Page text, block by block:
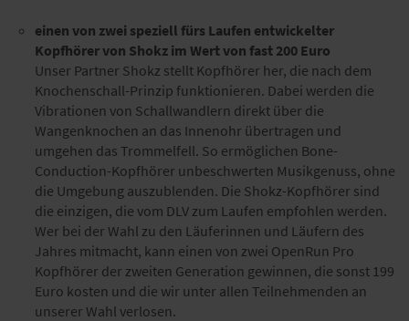
einen von zwei speziell fürs Laufen entwickelter
Kopfhörer von Shokz im Wert von fast 200 Euro
Unser Partner Shokz stellt Kopfhörer her, die nach dem
Knochenschall-Prinzip funktionieren. Dabei werden die
Vibrationen von Schallwandlern direkt über die
Wangenknochen an das Innenohr übertragen und
umgehen das Trommelfell. So ermöglichen Bone-
Conduction-Kopfhörer unbeschwerten Musikgenuss, ohne
die Umgebung auszublenden. Die Shokz-Kopfhörer sind
die einzigen, die vom DLV zum Laufen empfohlen werden.
Wer bei der Wahl zu den Läuferinnen und Läufern des
Jahres mitmacht, kann einen von zwei OpenRun Pro
Kopfhörer der zweiten Generation gewinnen, die sonst 199
Euro kosten und die wir unter allen Teilnehmenden an
unserer Wahl verlosen.